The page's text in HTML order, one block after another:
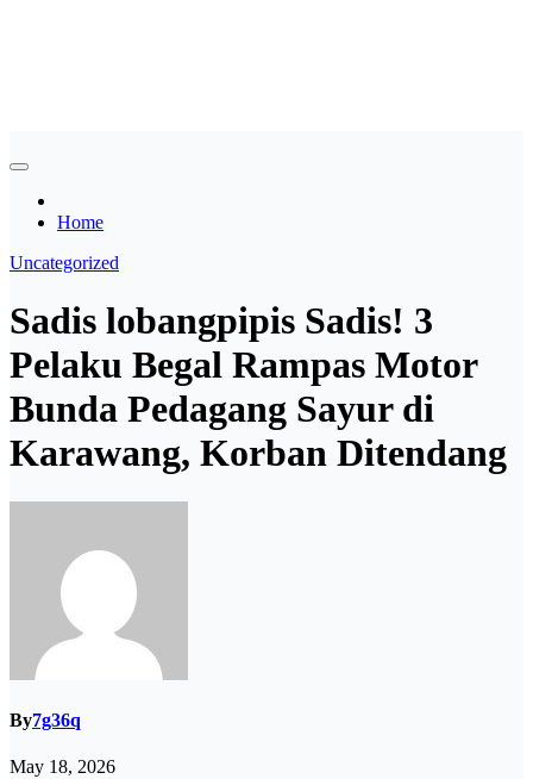
Home
Uncategorized
Sadis lobangpipis Sadis! 3
Pelaku Begal Rampas Motor
Bunda Pedagang Sayur di
Karawang, Korban Ditendang
By7g36q
May 18, 2026